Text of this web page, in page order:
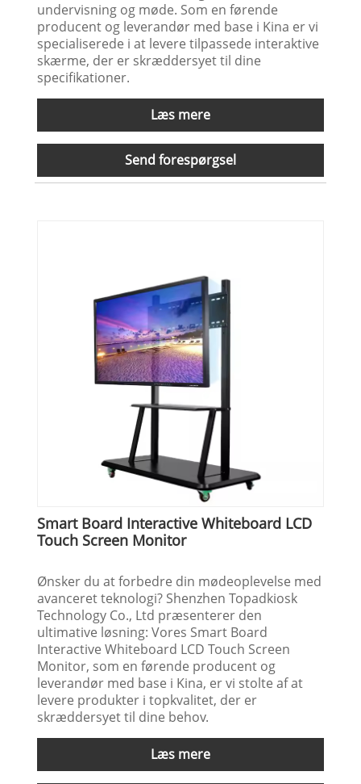
undervisning og møde. Som en førende
producent og leverandør med base i Kina er vi
specialiserede i at levere tilpassede interaktive
skærme, der er skræddersyet til dine
specifikationer.
Læs mere
Send forespørgsel
Smart Board Interactive Whiteboard LCD
Touch Screen Monitor
Ønsker du at forbedre din mødeoplevelse med
avanceret teknologi? Shenzhen Topadkiosk
Technology Co., Ltd præsenterer den
ultimative løsning: Vores Smart Board
Interactive Whiteboard LCD Touch Screen
Monitor, som en førende producent og
leverandør med base i Kina, er vi stolte af at
levere produkter i topkvalitet, der er
skræddersyet til dine behov.
Læs mere